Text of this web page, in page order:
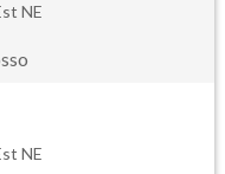
NE
NE